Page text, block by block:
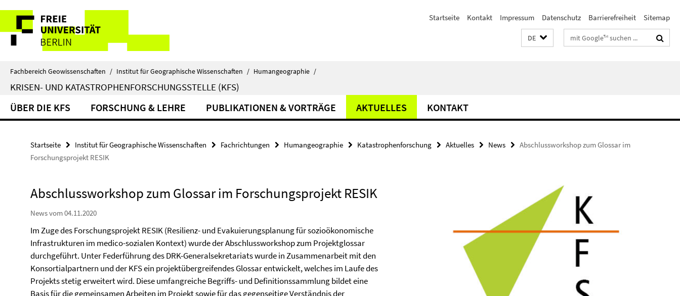
direkt
zu
Inhalt
Service-
Navigation
Startseite Kontakt Impressum Datenschutz Barrierefreiheit Sitemap
DE Suchbegriffe
Fachbereich Geowissenschaften / Institut für Geographische Wissenschaften / Humangeographie /
KRISEN- UND KATASTROPHENFORSCHUNGSSTELLE (KFS)
ÜBER DIE KFS FORSCHUNG & LEHRE PUBLIKATIONEN & VORTRÄGE AKTUELLES KONTAKT
Startseite Institut für Geographische Wissenschaften Fachrichtungen Humangeographie Katastrophenforschung Aktuelles News
Abschlussworkshop zum Glossar im
Forschungsprojekt RESIK
Abschlussworkshop zum Glossar im Forschungsprojekt RESIK
News vom 04.11.2020
Im Zuge des Forschungsprojekt RESIK (Resilienz- und Evakuierungsplanung für sozioökonomische
Infrastrukturen im medico-sozialen Kontext) wurde der Abschlussworkshop zum Projektglossar
durchgeführt. Unter Federführung des DRK-Generalsekretariats wurde in Zusammenarbeit mit den
Konsortialpartnern und der KFS ein projektübergreifendes Glossar entwickelt, welches im Laufe des
Projekts stetig erweitert wird. Diese umfangreiche Begriffs- und Definitionssammlung bildet eine
Basis für die gemeinsamen Arbeiten im Projekt sowie für das gegenseitige Verständnis der